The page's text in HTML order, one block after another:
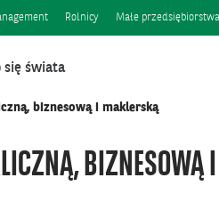
Rolnicy Małe przedsiębiorstwa
się świata
biznesową i maklerską
BIZNESOWĄ